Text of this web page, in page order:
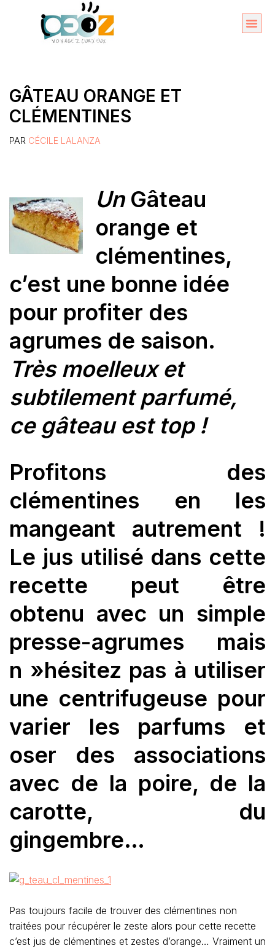
GÂTEAU ORANGE ET
CLÉMENTINES
PAR CÉCILE LALANZA
Un Gâteau
orange et
clémentines,
c’est une bonne idée
pour profiter des
agrumes de saison.
Très moelleux et
subtilement parfumé,
ce gâteau est top !
Profitons des
clémentines en les
mangeant autrement !
Le jus utilisé dans cette
recette peut être
obtenu avec un simple
presse-agrumes mais
n »hésitez pas à utiliser
une centrifugeuse pour
varier les parfums et
oser des associations
avec de la poire, de la
carotte, du
gingembre…
Pas toujours facile de trouver des clémentines non
traitées pour récupérer le zeste alors pour cette recette
c’est jus de clémentines et zestes d’orange… Vraiment un